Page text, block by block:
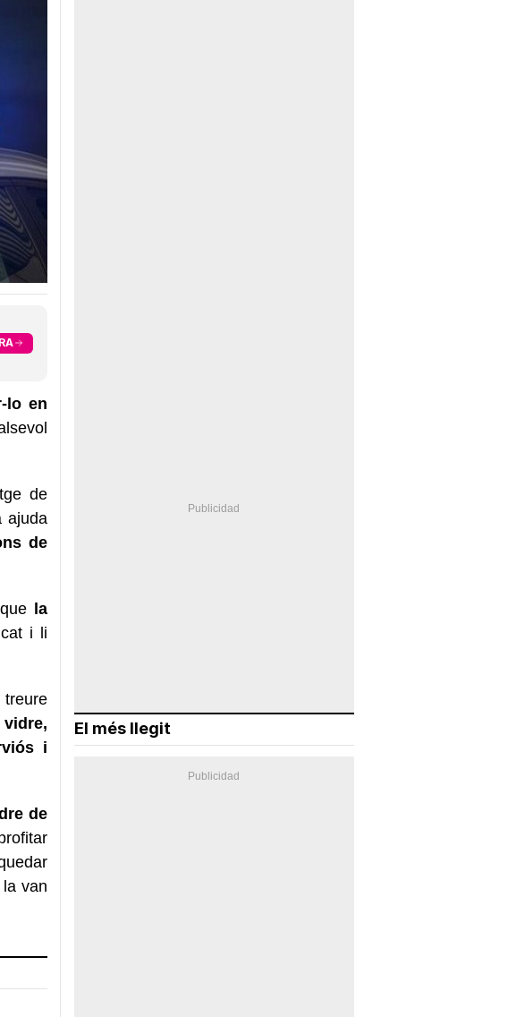
lo en
de
ajuda
de
la
i li
treure
i
de
van
El més llegit